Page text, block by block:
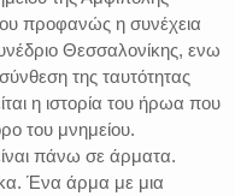
προφανώς η συνέχεια
Θεσσαλονίκης, ενω
της ταυτότητας
η ιστορία του ήρωα που
του μνημείου.
πάνω σε άρματα.
Ένα άρμα με μια